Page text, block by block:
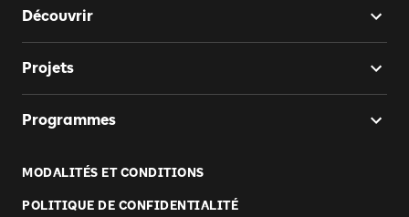
Découvrir
Projets
Programmes
MODALITÉS ET CONDITIONS
POLITIQUE DE CONFIDENTIALITÉ